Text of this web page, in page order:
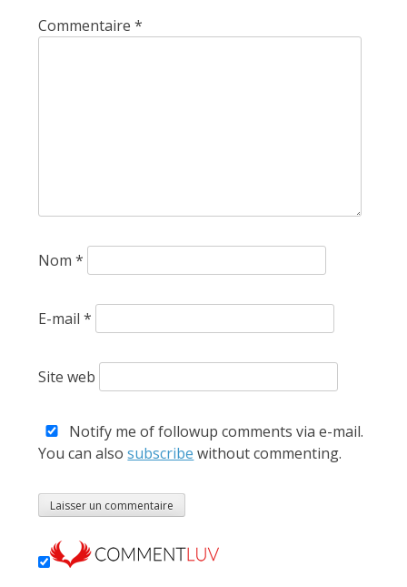
Commentaire*
Nom*
E-mail*
Site web
Notify me of followup comments via e-mail.
You can alsosubscribe without commenting.